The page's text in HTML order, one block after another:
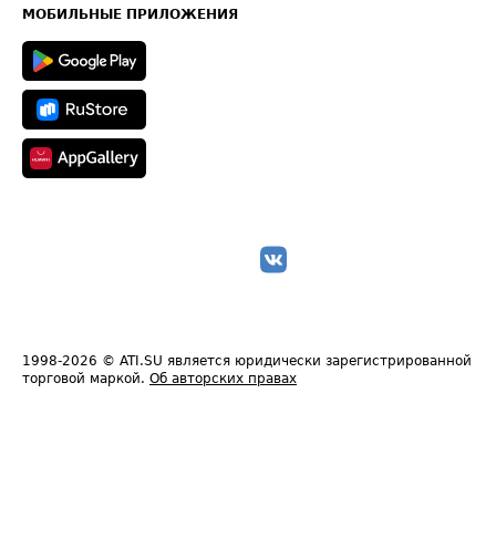
Техническая информация
МОБИЛЬНЫЕ ПРИЛОЖЕНИЯ
1998-2026 © ATI.SU является юридически зарегистрированной
торговой маркой. Об авторских правах